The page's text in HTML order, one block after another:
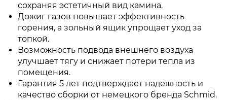
сохраняя эстетичный вид камина.
Дожиг газов повышает эффективность
горения, а зольный ящик упрощает уход за
топкой.
Возможность подвода внешнего воздуха
улучшает тягу и снижает потери тепла из
помещения.
Гарантия 5 лет подтверждает надежность и
качество сборки от немецкого бренда Schmid.